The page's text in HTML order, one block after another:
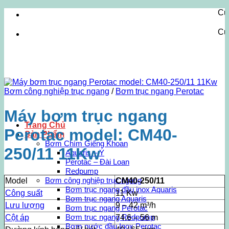
Cung cấp
Cung cấp
Trang Chủ
Sản Phẩm
Bơm Chìm Giếng Khoan
Aquaris – Ý
Perotac – Đài Loan
Redpump
Bơm công nghiệp trục ngang
Bơm trục ngang đầu inox Aquaris
Bơm trục ngang Aquaris
Bơm trục ngang Perotac
Bơm trục ngang Redpump
Bơm nước đầu Inox Perotac
Bơm công nghiệp trục ngang / Bơm trục ngang Perotac
Máy bơm trục ngang
Perotac model: CM40-
250/11 11Kw
Model
CM40-250/11
Công suất
11 Kw
Lưu lượng
9 – 42 m³/h
Cột áp
74.6 – 56 m